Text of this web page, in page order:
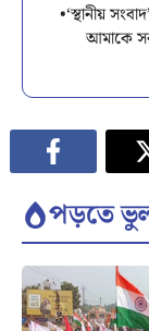
•‘স্থানীয়
আমাকে
পড়তে